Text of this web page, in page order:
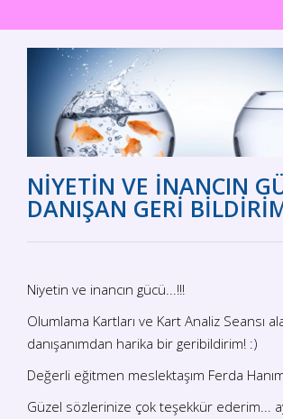
NİYETİN VE İNANCIN
DANIŞAN GERİ
Niyetin ve inancın gücü...!!!
Olumlama Kartları ve Kart Analiz Seansı
danışanımdan harika bir geribildirim! :)
Değerli eğitmen meslektaşım Ferda
Güzel sözlerinize çok teşekkür ederim...